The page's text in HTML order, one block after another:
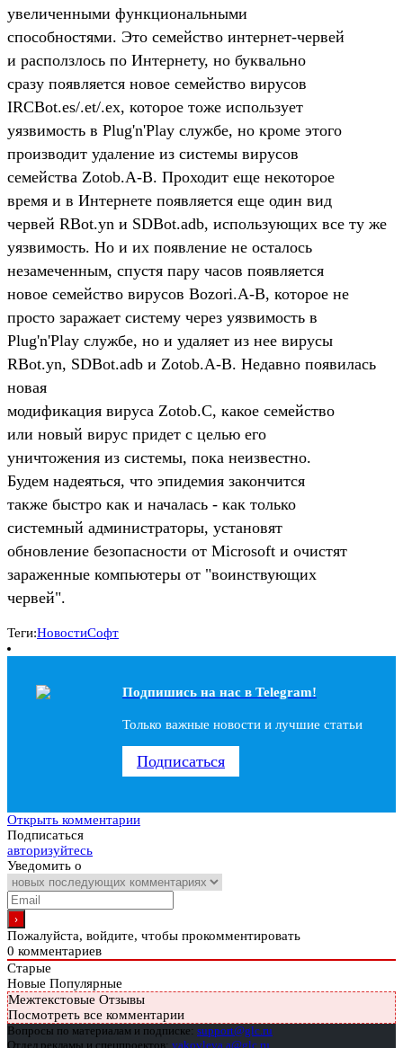
увеличенными функциональными
способностями. Это семейство интернет-червей
и расползлось по Интернету, но буквально
сразу появляется новое семейство вирусов
IRCBot.es/.et/.ex, которое тоже использует
уязвимость в Plug'n'Play службе, но кроме этого
производит удаление из системы вирусов
семейства Zotob.A-B. Проходит еще некоторое
время и в Интернете появляется еще один вид
червей RBot.yn и SDBot.adb, использующих все ту же
уязвимость. Но и их появление не осталось
незамеченным, спустя пару часов появляется
новое семейство вирусов Bozori.A-B, которое не
просто заражает систему через уязвимость в
Plug'n'Play службе, но и удаляет из нее вирусы
RBot.yn, SDBot.adb и Zotob.A-B. Недавно появилась
новая
модификация вируса Zotob.C, какое семейство
или новый вирус придет с целью его
уничтожения из системы, пока неизвестно.
Будем надеяться, что эпидемия закончится
также быстро как и началась - как только
системный администраторы, установят
обновление безопасности от Microsoft и очистят
зараженные компьютеры от "воинствующих
червей".
Теги:НовостиСофт
Подпишись на наc в Telegram!
Только важные новости и лучшие статьи
Подписаться
Открыть комментарии
Подписаться
авторизуйтесь
Уведомить о
Пожалуйста, войдите, чтобы прокомментировать
0 комментариев
Старые
Новые Популярные
Межтекстовые Отзывы
Посмотреть все комментарии
Вопросы по материалам и подписке: support@glc.ru
Отдел рекламы и спецпроектов: yakovleva.a@glc.ru